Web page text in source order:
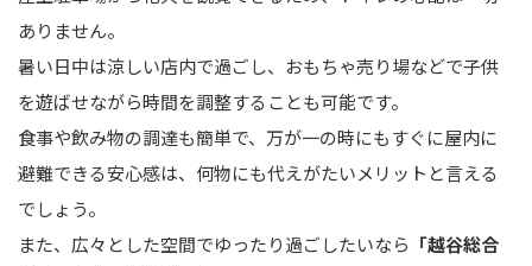
ありません。
暑い日中は涼しい店内で過ごし、おもちゃ売り場などで子供
を遊ばせながら時間を調整することも可能です。
食事や飲み物の調達も簡単で、万が一の時にもすぐに屋内に
避難できる安心感は、何物にも代えがたいメリットと言える
でしょう。
また、広々とした空間でゆったり過ごしたいなら 「越谷総合